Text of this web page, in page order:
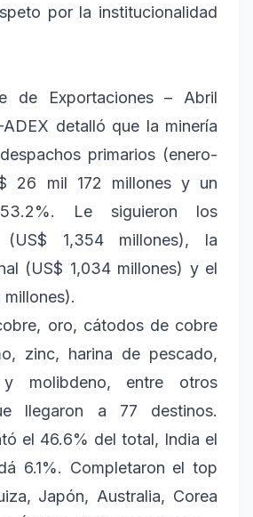
por la institucionalidad
de Exportaciones – Abril
detalló que la minería
primarios (enero-
26 mil 172 millones y un
Le siguieron los
(US$ 1,354 millones), la
(US$ 1,034 millones) y el
oro, cátodos de cobre
zinc, harina de pescado,
molibdeno, entre otros
llegaron a 77 destinos.
el 46.6% del total, India el
6.1%. Completaron el top
Japón, Australia, Corea